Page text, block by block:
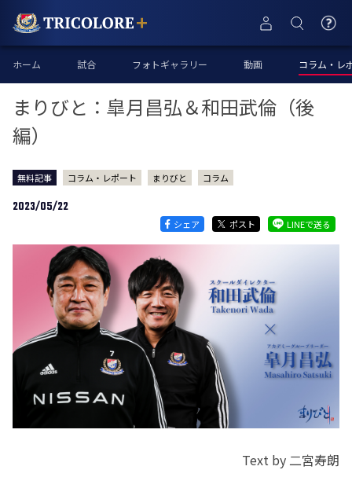
ホーム 試合 フォトギャラリー 動画 コラム・レ
まりびと：皐月昌弘＆和田武倫（後
編）
無料記事 コラム・レポート まりびと コラム
2023/05/22
シェア ポスト LINEで送る
Text by 二宮寿朗